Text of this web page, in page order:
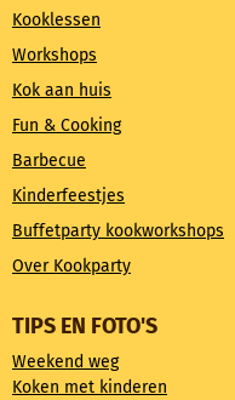
Kooklessen
Workshops
Kok aan huis
Fun & Cooking
Barbecue
Kinderfeestjes
Buffetparty kookworkshops
Over Kookparty
TIPS EN FOTO'S
Weekend weg
Koken met kinderen